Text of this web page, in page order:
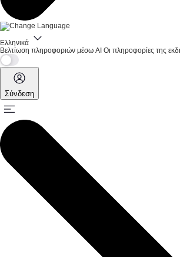
Ελληνικά
Βελτίωση πληροφοριών μέσω AI Οι πληροφορίες της
Σύνδεση